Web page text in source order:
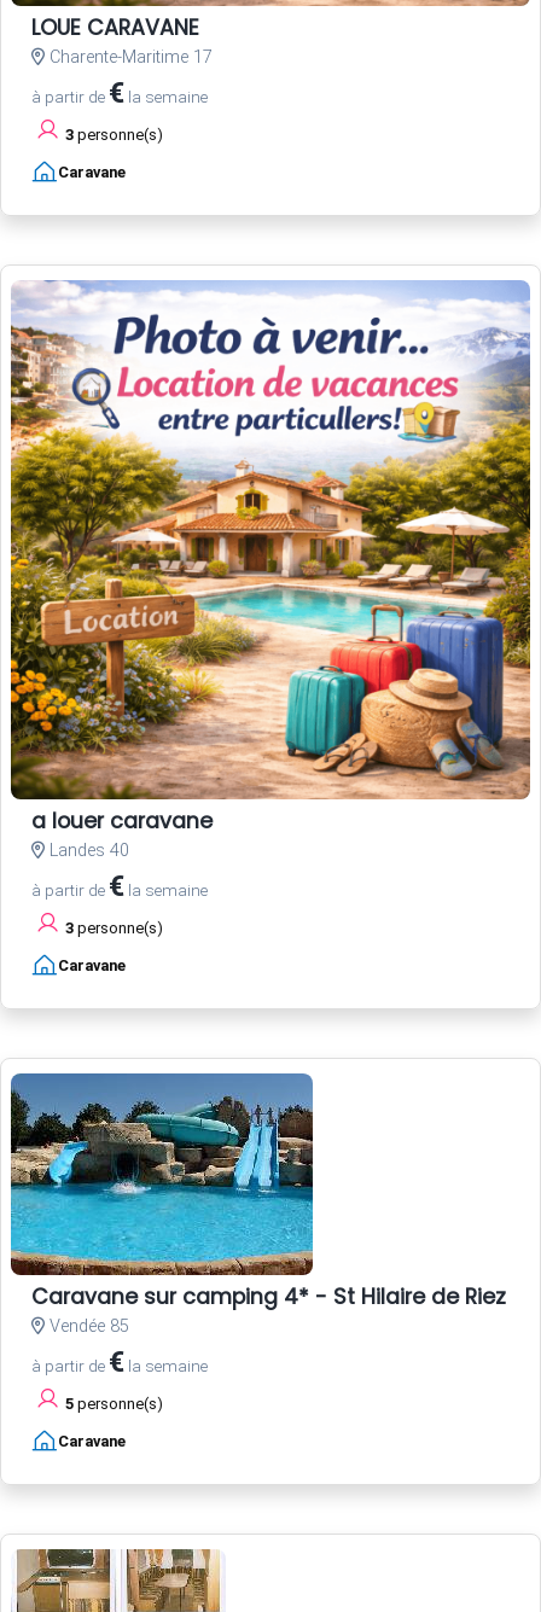
LOUE CARAVANE
Charente-Maritime 17
à partir de € la semaine
3 personne(s)
Caravane
a louer caravane
Landes 40
à partir de € la semaine
3 personne(s)
Caravane
Caravane sur camping 4* - St Hilaire de Riez -
Vendée 85
à partir de € la semaine
5 personne(s)
Caravane